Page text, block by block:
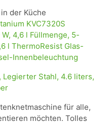
der Küche
Legierter Stahl, 4.6 liters,
für alle,
möchten. Tolles